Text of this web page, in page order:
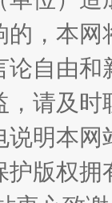
法
，本
论自由
，请及
明本
版权